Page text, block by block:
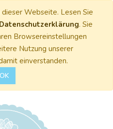
Webseite. Lesen Sie
Datenschutzerklärung. Sie
Browsereinstellungen
Nutzung unserer
einverstanden.
OK